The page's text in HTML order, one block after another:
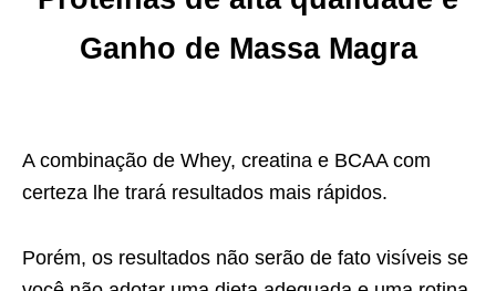
Ganho de Massa Magra
A combinação de Whey, creatina e BCAA com
certeza lhe trará resultados mais rápidos.
Porém, os resultados não serão de fato visíveis se